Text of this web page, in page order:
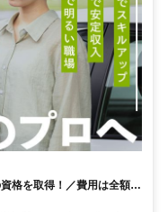
格を取得！／費用は全額会